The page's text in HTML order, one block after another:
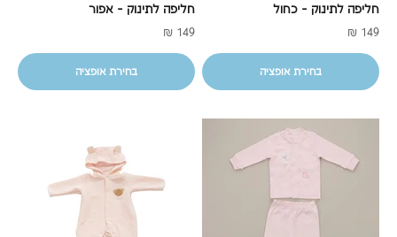
חליפה לתינוק - כחול
מחיר מבצע
149 ₪
בחירת אופציה
חליפה לתינוק - אפור
מחיר מבצע
149 ₪
בחירת אופציה